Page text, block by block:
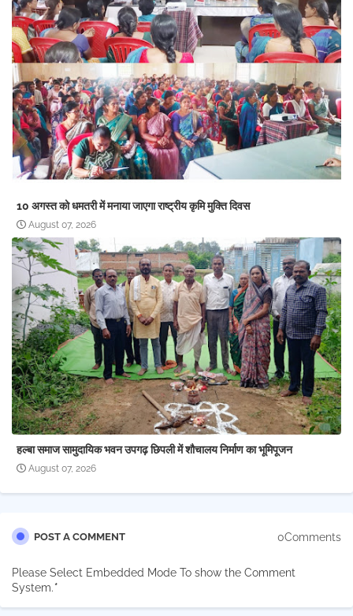
10 अगस्त को धमतरी में मनाया जाएगा राष्ट्रीय कृमि मुक्ति दिवस
August 07, 2026
हल्बा समाज सामुदायिक भवन उपगढ़ छिपली में शौचालय निर्माण का भूमिपूजन
August 07, 2026
POST A COMMENT 0Comments
Please Select Embedded Mode To show the Comment
System.*